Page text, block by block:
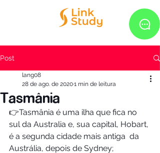
Post
Tasmânia
lang08
28 de ago. de 20201 min de leitura
👉Tasmânia é uma ilha que fica no
sul da Australia e, sua capital, Hobart,
é a segunda cidade mais antiga  da
Austrália, depois de Sydney;